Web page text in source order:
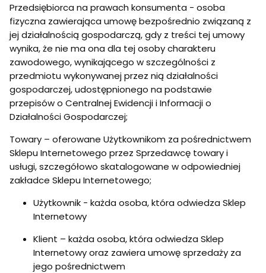
Przedsiębiorca na prawach konsumenta - osoba
fizyczna zawierająca umowę bezpośrednio związaną z
jej działalnością gospodarczą, gdy z treści tej umowy
wynika, że nie ma ona dla tej osoby charakteru
zawodowego, wynikającego w szczególności z
przedmiotu wykonywanej przez nią działalności
gospodarczej, udostępnionego na podstawie
przepisów o Centralnej Ewidencji i Informacji o
Działalności Gospodarczej;
Towary – oferowane Użytkownikom za pośrednictwem
Sklepu Internetowego przez Sprzedawcę towary i
usługi, szczegółowo skatalogowane w odpowiedniej
zakładce Sklepu Internetowego;
Użytkownik - każda osoba, która odwiedza Sklep
Internetowy
Klient – każda osoba, która odwiedza Sklep
Internetowy oraz zawiera umowę sprzedaży za
jego pośrednictwem